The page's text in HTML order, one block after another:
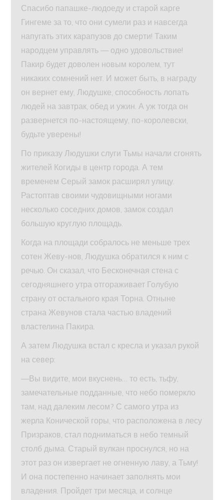
Спасибо папашке-людоеду и старой карге
Гингеме за то, что они сумели раз и навсегда
напугать этих карапузов до смерти! Таким
народцем управлять — одно удовольствие!
Пакир будет доволен новым королем, тут
никаких сомнений нет. И может быть, в награду
он вернет ему, Людушке, способность лопать
людей на завтрак, обед и ужин. А уж тогда он
развернется по-настоящему, по-королевски,
будьте уверены!
По приказу Людушки слуги Тьмы начали сгонять
жителей Когиды в центр города. А тем
временем Серый замок расширял улицу.
Растоптав своими чудовищными ногами
несколько соседних домов, замок создал
большую круглую площадь.
Когда на площади собралось не меньше трех
сотен Жеву-нов, Людушка обратился к ним с
речью. Он сказал, что Бесконечная стена с
сегодняшнего утра отгораживает Голубую
страну от остального края Торна. Отныне
страна Жевунов стала частью владений
властелина Пакира.
А затем Людушка встал с кресла и указал рукой
на север:
—Вы видите, мои вкуснень… то есть, тьфу,
замечательные подданные, что небо померкло
там, над далеким лесом? С самого утра из
жерла Конической горы, что расположена в лесу
Призраков, стал подниматься в небо темный
столб дыма. Старый вулкан проснулся, но на
этот раз он извергает не огненную лаву, а Тьму!
И она постепенно начинает заполнять мои
владения. Пройдет три месяца, и солнце